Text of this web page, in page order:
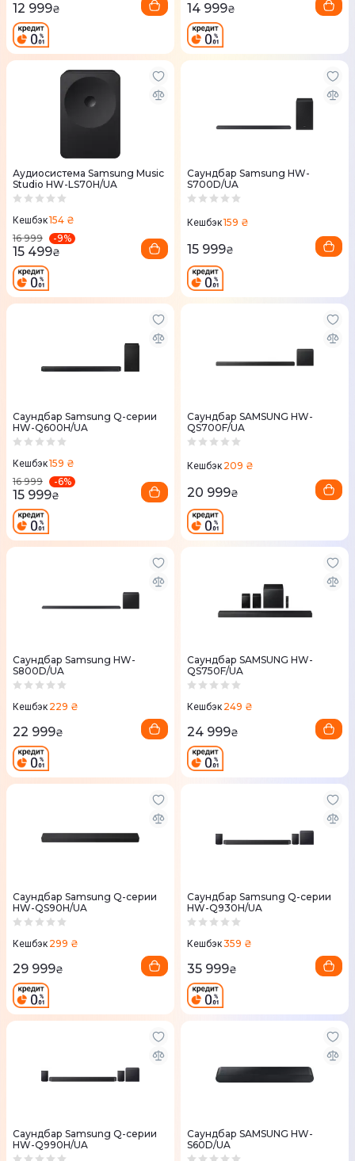
12 999₴ 14 999₴
Аудиосистема Samsung Music
Studio HW-LS70H/UA
Кешбэк154 ₴
16 999
-9%
15 499₴
Саундбар Samsung HW-
S700D/UA
Кешбэк159 ₴
15 999₴
Саундбар Samsung Q-серии
HW-Q600H/UA
Кешбэк159 ₴
16 999
-6%
15 999₴
Саундбар SAMSUNG HW-
QS700F/UA
Кешбэк 209 ₴
20 999₴
Саундбар Samsung HW-
S800D/UA
Кешбэк 229 ₴
22 999₴
Саундбар SAMSUNG HW-
QS750F/UA
Кешбэк 249 ₴
24 999₴
Саундбар Samsung Q-серии
HW-QS90H/UA
Кешбэк 299 ₴
29 999₴
Саундбар Samsung Q-серии
HW-Q930H/UA
Кешбэк359 ₴
35 999₴
Саундбар Samsung Q-серии
HW-Q990H/UA
Саундбар SAMSUNG HW-
S60D/UA